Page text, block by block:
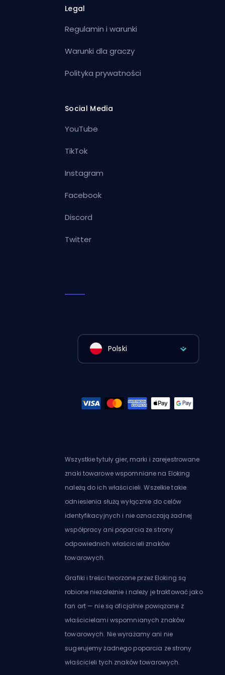
Legal
Regulamin i warunki
Warunki dla graczy
Polityka prywatności
Social Media
YouTube
TikTok
Instagram
Facebook
Discord
Twitter
Polski
Wszystkie tytuły gier, marki i zarejestrowane
znaki towarowe wspomniane na Eloking
należą do ich właścicieli. Wszelkie takie
odniesienia służą wyłącznie do celów
identyfikacyjnych i nie oznaczają żadnej
współpracy ani poparcia ze strony
odpowiednich właścicieli znaków
towarowych.
Grafiki i treści tworzone przez Eloking są
robione niezależnie i należy je traktować jako
fan art — nie są oficjalnie powiązane z
właścicielami wspomnianych znaków
towarowych. Nie wyrażamy ani nie
sugerujemy żadnego poparcia ze strony
właścicieli tych znaków towarowych.